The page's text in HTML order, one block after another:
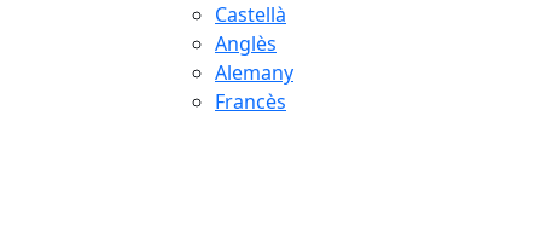
Castellà
Anglès
Alemany
Francès